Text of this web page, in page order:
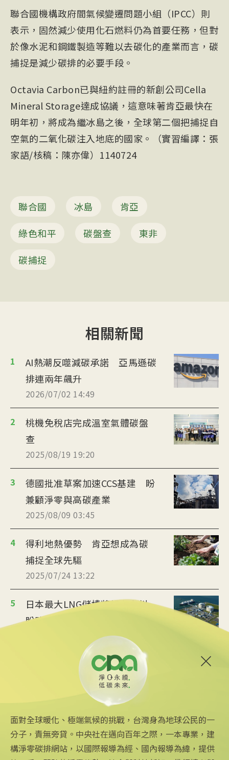
聯合國機構政府間氣候變遷問題小組（IPCC）則
表示，固然減少使用化石燃料仍為首要任務，但對
於像水泥和鋼鐵製造等難以去碳化的產業而言，碳
捕捉是減少碳排的必要手段。
Octavia Carbon已與紐約註冊的新創公司Cella
Mineral Storage達成協議，這意味著肯亞最快在
明年初，將成為繼冰島之後，全球第二個把捕捉自
空氣的二氧化碳注入地底的國家。（實習編譯：張
家語/核稿：陳亦偉）1140724
聯合國 冰島
肯亞
綠色和平
碳盤查
東非
碳捕捉
相關新聞
1
AI熱潮反噬減碳承諾 亞馬遜碳
排連兩年飆升
2026/07/02 14:49
2
桃機免稅店完成溫室氣體碳盤
查
2025/08/19 19:20
3
德國批准草案加速CCS基建 盼
兼顧淨零與高碳產業
2025/08/09 03:45
4
得利地熱優勢 肯亞想成為碳
捕捉全球先驅
2025/07/24 13:22
5
日本最大LNG儲槽將設在九州
盼助企業減碳
環境部發布4類擴大碳盤查指引 預計9月
2025/07/14 15:43
面對全球暖化、極端氣候的挑戰，台灣身為地球公民的一
分子，責無旁貸。中央社在邁向百年之際，一本專業，建
構淨零碳排網站，以國際報導為經、國內報導為緯，提供